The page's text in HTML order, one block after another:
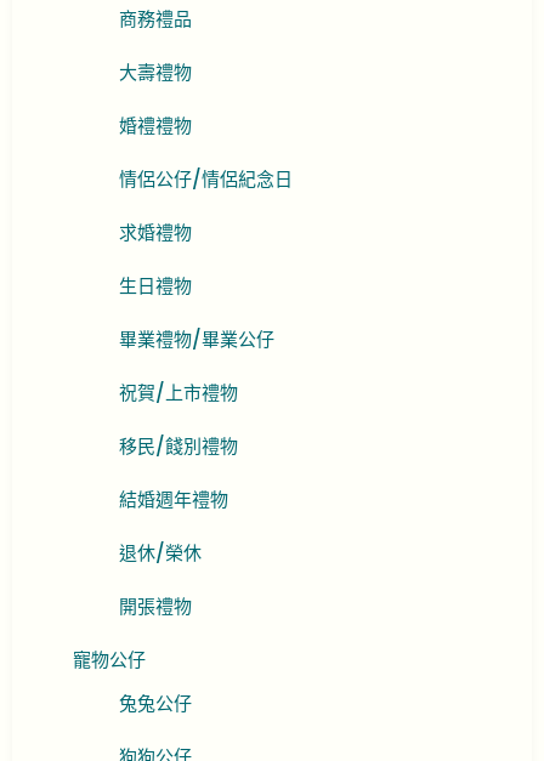
商務禮品
大壽禮物
婚禮禮物
情侶公仔/情侶紀念日
求婚禮物
生日禮物
畢業禮物/畢業公仔
祝賀/上市禮物
移民/餞別禮物
結婚週年禮物
退休/榮休
開張禮物
寵物公仔
兔兔公仔